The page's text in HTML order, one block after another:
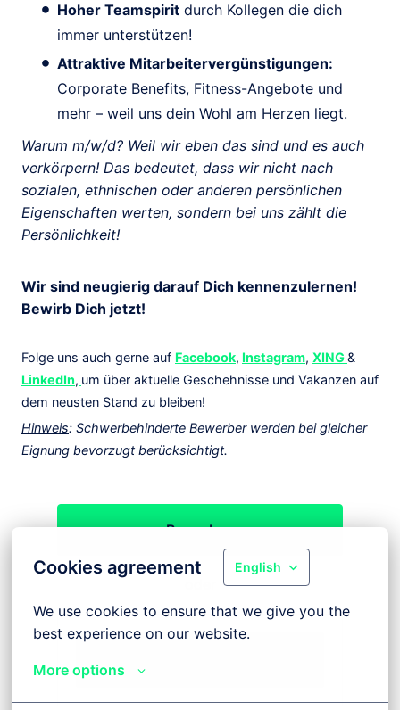
Cookies agreement English
We use cookies to ensure that we give you the
best experience on our website.
More options
Hoher Teamspirit durch Kollegen die dich
immer unterstützen!
Attraktive Mitarbeitervergünstigungen:
Corporate Benefits, Fitness-Angebote und
mehr – weil uns dein Wohl am Herzen liegt.
Warum m/w/d? Weil wir eben das sind und es auch
verkörpern! Das bedeutet, dass wir nicht nach
sozialen, ethnischen oder anderen persönlichen
Eigenschaften werten, sondern bei uns zählt die
Persönlichkeit!
Wir sind neugierig darauf Dich kennenzulernen!
Bewirb Dich jetzt!
Folge uns auch gerne auf Facebook, Instagram, XING&
LinkedIn, um über aktuelle Geschehnisse und Vakanzen auf
dem neusten Stand zu bleiben!
Hinweis: Schwerbehinderte Bewerber werden bei gleicher
Eignung bevorzugt berücksichtigt.
Bewerben
Cookies aktualisieren